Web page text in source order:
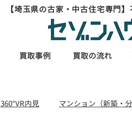
【埼玉県の古家・中古住宅専門
買取事例 買取の流れ
360°VR内見 マンション（新築・分